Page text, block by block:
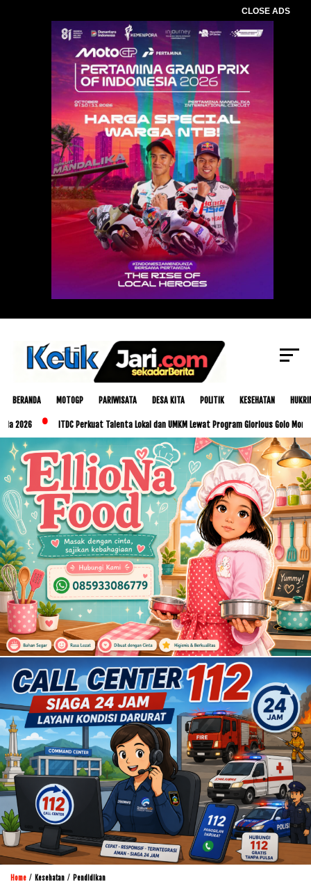
CLOSE ADS
BERANDA MOTOGP PARIWISATA DESA KITA POLITIK KESEHATAN
ITDC Perkuat Talenta Lokal dan UMKM Lewat Program Glorious Golo Mori
Home / Kesehatan / Pendidikan